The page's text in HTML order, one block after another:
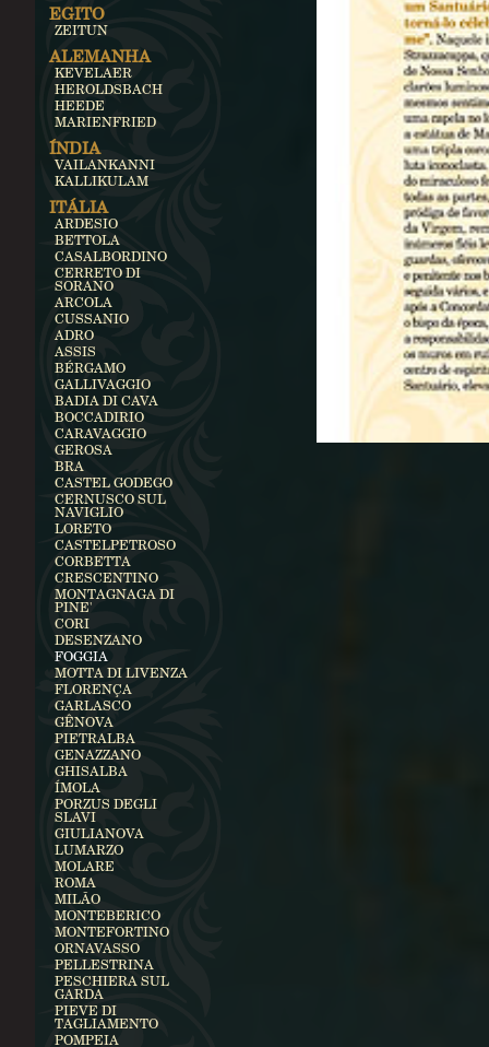
EGITO
ZEITUN
ALEMANHA
KEVELAER
HEROLDSBACH
HEEDE
MARIENFRIED
ÍNDIA
VAILANKANNI
KALLIKULAM
ITÁLIA
ARDESIO
BETTOLA
CASALBORDINO
CERRETO DI
SORANO
ARCOLA
CUSSANIO
ADRO
ASSIS
BÉRGAMO
GALLIVAGGIO
BADIA DI CAVA
BOCCADIRIO
CARAVAGGIO
GEROSA
BRA
CASTEL GODEGO
CERNUSCO SUL
NAVIGLIO
LORETO
CASTELPETROSO
CORBETTA
CRESCENTINO
MONTAGNAGA DI
PINE'
CORI
DESENZANO
FOGGIA
MOTTA DI LIVENZA
FLORENÇA
GARLASCO
GÊNOVA
PIETRALBA
GENAZZANO
GHISALBA
ÍMOLA
PORZUS DEGLI
SLAVI
GIULIANOVA
LUMARZO
MOLARE
ROMA
MILÃO
MONTEBERICO
MONTEFORTINO
ORNAVASSO
PELLESTRINA
PESCHIERA SUL
GARDA
PIEVE DI
TAGLIAMENTO
POMPEIA